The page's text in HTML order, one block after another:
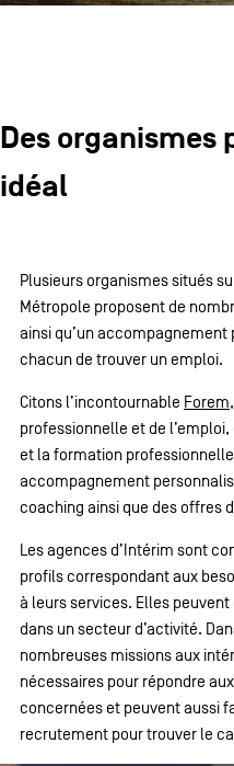
secondaire
POLITIQUE VIE PRIVÉE
FR NL EN
Des organismes
idéal
Plusieurs organismes situés
Métropole proposent de
ainsi qu’un
chacun de trouver un emploi.
Citons l’incontournable Forem
professionnelle et de
et la formation
accompagnement
coaching ainsi que des offres
Les agences d’Intérim sont
profils correspondant aux
à leurs services. Elles
dans un secteur d’activité.
nombreuses missions aux
nécessaires pour répondre
concernées et peuvent aussi
recrutement pour trouver le